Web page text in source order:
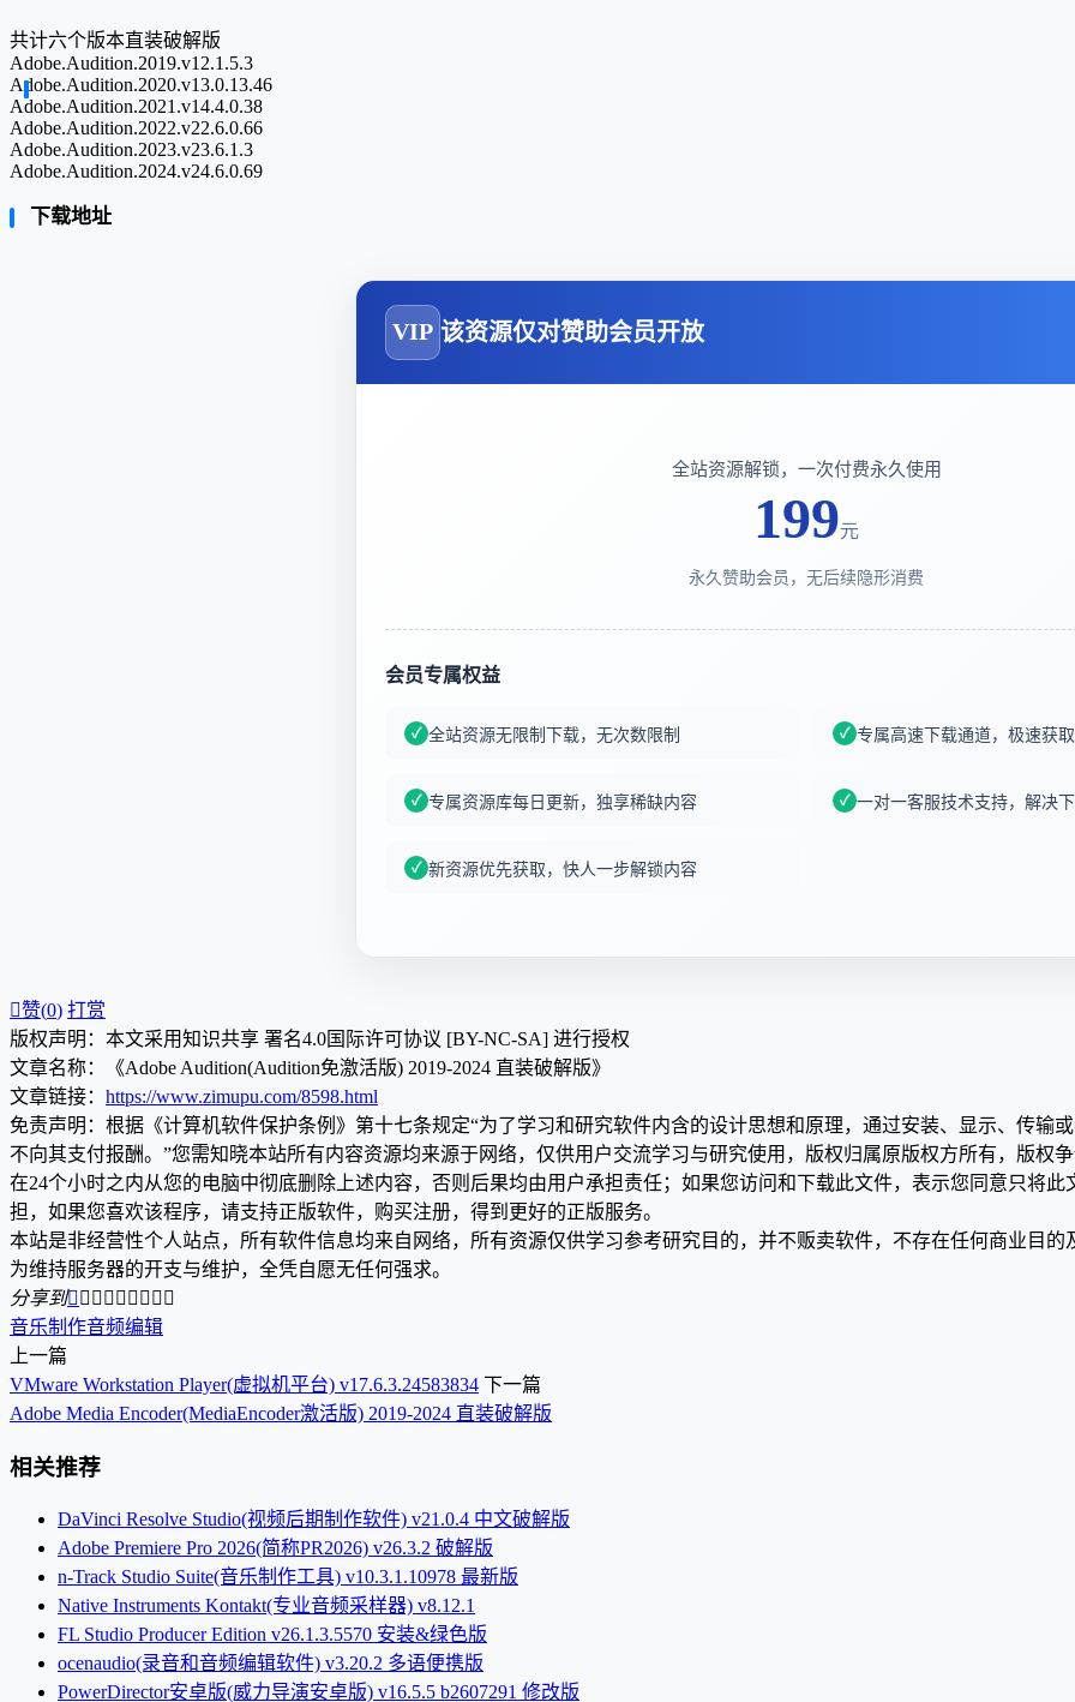
共计六个版本直装破解版
Adobe.Audition.2019.v12.1.5.3
Adobe.Audition.2020.v13.0.13.46
Adobe.Audition.2021.v14.4.0.38
Adobe.Audition.2022.v22.6.0.66
Adobe.Audition.2023.v23.6.1.3
Adobe.Audition.2024.v24.6.0.69
下载地址
VIP 该资源仅对赞助会员开放
全站资源解锁，一次付费永久使用
199元
永久赞助会员，无后续隐形消费
会员专属权益
全站资源无限制下载，无次数限制 专属高速下载通道，极速获
专属资源库每日更新，独享稀缺内容 一对一客服技术支持，解决
新资源优先获取，快人一步解锁内容
赞(0) 打赏
版权声明：本文采用知识共享 署名4.0国际许可协议 [BY-NC-SA] 进行授权
文章名称：《Adobe Audition(Audition免激活版) 2019-2024 直装破解版》
文章链接： https://www.zimupu.com/8598.html
免责声明：根据《计算机软件保护条例》第十七条规定“为了学习和研究软件内含的设计思想和原理，通过安装、显示、传输
不向其支付报酬。”您需知晓本站所有内容资源均来源于网络，仅供用户交流学习与研究使用，版权归属原版权方所有，版权
在24个小时之内从您的电脑中彻底删除上述内容，否则后果均由用户承担责任；如果您访问和下载此文件，表示您同意只将
担，如果您喜欢该程序，请支持正版软件，购买注册，得到更好的正版服务。
本站是非经营性个人站点，所有软件信息均来自网络，所有资源仅供学习参考研究目的，并不贩卖软件，不存在任何商业目
为维持服务器的开支与维护，全凭自愿无任何强求。
分享到        
音乐制作音频编辑
上一篇
VMware Workstation Player(虚拟机平台) v17.6.3.24583834 下一篇
Adobe Media Encoder(MediaEncoder激活版) 2019-2024 直装破解版
相关推荐
DaVinci Resolve Studio(视频后期制作软件) v21.0.4 中文破解版
Adobe Premiere Pro 2026(简称PR2026) v26.3.2 破解版
n-Track Studio Suite(音乐制作工具) v10.3.1.10978 最新版
Native Instruments Kontakt(专业音频采样器) v8.12.1
FL Studio Producer Edition v26.1.3.5570 安装&绿色版
ocenaudio(录音和音频编辑软件) v3.20.2 多语便携版
PowerDirector安卓版(威力导演安卓版) v16.5.5 b2607291 修改版